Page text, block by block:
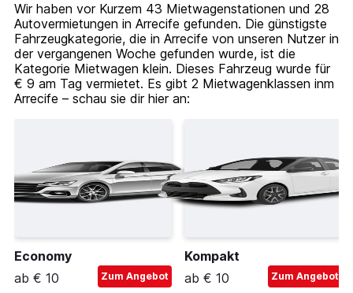
Wir haben vor Kurzem 43 Mietwagenstationen und 28
Autovermietungen in Arrecife gefunden. Die günstigste
Fahrzeugkategorie, die in Arrecife von unseren Nutzer in
der vergangenen Woche gefunden wurde, ist die
Kategorie Mietwagen klein. Dieses Fahrzeug wurde für
€ 9 am Tag vermietet. Es gibt 2 Mietwagenklassen inm
Arrecife – schau sie dir hier an:
Economy
ab € 10
Zum Angebot
Kompakt
ab € 10
Zum Angebot